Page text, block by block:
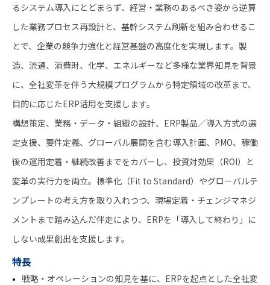
るシステム導入にとどまらず、経営・業務のあるべき姿から逆算
した業務プロセス再設計と、基幹システム刷新を組み合わせるこ
とで、企業の競争力強化と経営基盤の高度化を実現します。製
造、流通、消費財、化学、エネルギーなど多様な業界知見を背景
に、全社変革を伴う大規模プログラムから特定領域の改革まで、
目的に応じたERP活用を支援します。
構想策定、業務・データ・組織の設計、ERP製品／導入方式の選
定支援、要件定義、グローバル展開を含む導入計画、PMO、稼働
後の運用定着・継続改善までをカバーし、投資対効果（ROI）と
変革の実行力を両立。標準化（Fit to Standard）やグローバルテ
ンプレートの考え方を取り入れつつ、現場定着・チェンジマネジ
メントまで踏み込んだ伴走により、ERPを「導入して終わり」に
しない成果創出を支援します。
特長
戦略・オペレーションの知見を基に、ERPを起点とした全社変